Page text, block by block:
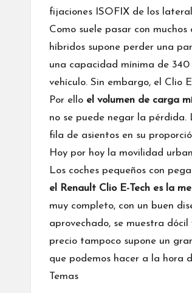
fijaciones ISOFIX de los
Como suele pasar con
híbridos supone perder una
una capacidad mínima de
vehículo. Sin embargo, el Clio
Por ello el volumen de carga
no se puede negar la
fila de asientos en su
Hoy por hoy la movilidad
Los coches pequeños con
el Renault Clio E-Tech es la
muy completo, con un buen
aprovechado, se muestra
precio tampoco supone un
que podemos hacer a la hora
Temas